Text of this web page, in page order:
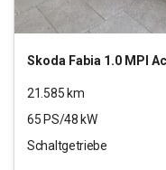
Skoda Fabia 1.0 MPI
21.585km
65PS/48kW
Schaltgetriebe